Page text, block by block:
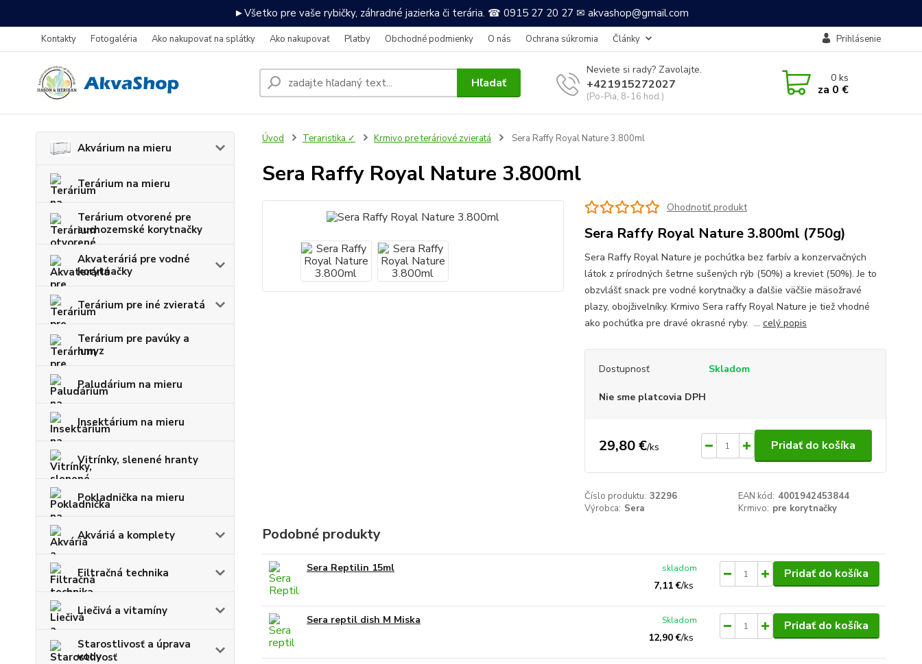
►Všetko pre vaše rybičky, záhradné jazierka či terária. ☎ 0915 27 20 27 ✉ akvashop@gmail.com
Kontakty Fotogaléria Ako nakupovať na splátky Ako nakupovať Platby Obchodné podmienky O nás Ochrana súkromia Články Prihlásenie
Hľadať
Neviete si rady? Zavolajte.
+421915272027
(Po-Pia, 8-16 hod.)
0ks
za 0 €
Akvárium na mieru
Terárium na mieru
Terárium otvorené pre
suchozemské korytnačky
Akvateráriá pre vodné
korytnačky
Terárium pre iné zvieratá
Terárium pre pavúky a
hmyz
Paludárium na mieru
Insektárium na mieru
Vitrínky, slenené hranty
Pokladnička na mieru
Akváriá a komplety
Filtračná technika
Liečivá a vitamíny
Starostlivosť a úprava
vody
Úvod Teraristika ✓ Krmivo pre teráriové zvieratá Sera Raffy Royal Nature 3.800ml
Sera Raffy Royal Nature 3.800ml
Ohodnotiť produkt
Sera Raffy Royal Nature 3.800ml (750g)
Sera Raffy Royal Nature je pochúťka bez farbív a konzervačných
látok z prírodných šetrne sušených rýb (50%) a kreviet (50%). Je to
obzvlášť snack pre vodné korytnačky a ďalšie väčšie mäsožravé
plazy, obojživelníky. Krmivo Sera raffy Royal Nature je tiež vhodné
ako pochúťka pre dravé okrasné ryby. ... celý popis
Dostupnosť Skladom
Nie sme platcovia DPH
29,80 €/ks Pridať do košíka
Číslo produktu: 32296 EAN kód: 4001942453844
Výrobca: Sera Krmivo: pre korytnačky
Podobné produkty
Sera Reptilin 15ml
7,11 €/ks
skladom Pridať do košíka
Sera reptil dish M Miska
12,90 €/ks
Skladom Pridať do košíka